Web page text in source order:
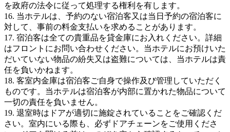
を政府の法令に従って処理する権利を有します。
16. 当ホテルは、予約のない宿泊客又は当日予約の宿泊客に
対して、事前の料金支払いを求めることがあります。
17. 宿泊客は全ての貴重品を貸金庫にお入れください。詳細
はフロントにお問い合わせください。当ホテルにお預けいた
だいていない物品の紛失又は盗難については、当ホテルは責
任を負いかねます。
18. 客室内金庫は宿泊客ご自身で操作及び管理していただく
ものです。当ホテルは宿泊客が内部に置かれた物品について
一切の責任を負いません。
19. 退室時はドアが適切に施錠されていることをご確認くだ
さい。室内にいる際も、必ずドアチェーンをご使用くださ